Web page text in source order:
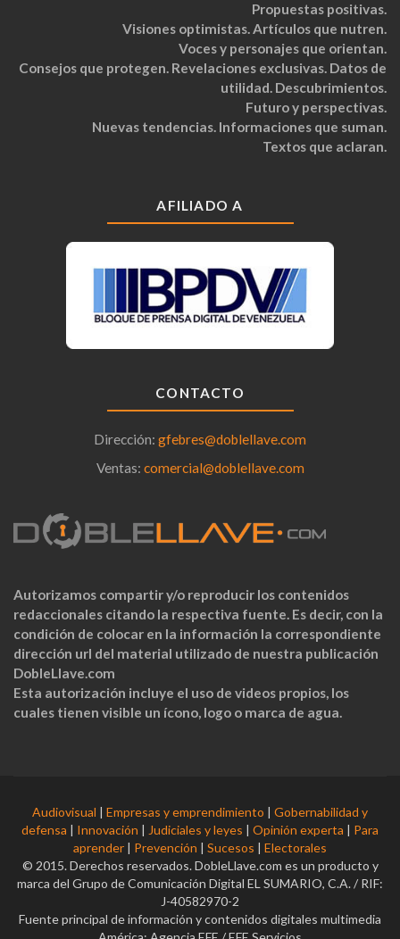
Propuestas positivas.
Visiones optimistas. Artículos que nutren.
Voces y personajes que orientan.
Consejos que protegen. Revelaciones exclusivas. Datos de
utilidad. Descubrimientos.
Futuro y perspectivas.
Nuevas tendencias. Informaciones que suman.
Textos que aclaran.
AFILIADO A
CONTACTO
Dirección: gfebres@doblellave.com
Ventas: comercial@doblellave.com
Autorizamos compartir y/o reproducir los contenidos
redaccionales citando la respectiva fuente. Es decir, con la
condición de colocar en la información la correspondiente
dirección url del material utilizado de nuestra publicación
DobleLlave.com
Esta autorización incluye el uso de videos propios, los
cuales tienen visible un ícono, logo o marca de agua.
Audiovisual | Empresas y emprendimiento | Gobernabilidad y
defensa | Innovación | Judiciales y leyes | Opinión experta | Para
aprender | Prevención | Sucesos | Electorales
© 2015. Derechos reservados. DobleLlave.com es un producto y
marca del Grupo de Comunicación Digital EL SUMARIO, C.A. / RIF:
J-40582970-2
Fuente principal de información y contenidos digitales multimedia